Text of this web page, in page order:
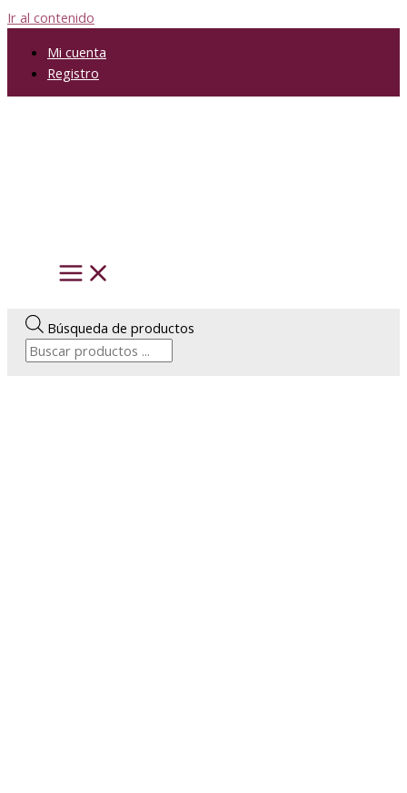
Ir al contenido
Mi cuenta
Registro
Búsqueda de productos